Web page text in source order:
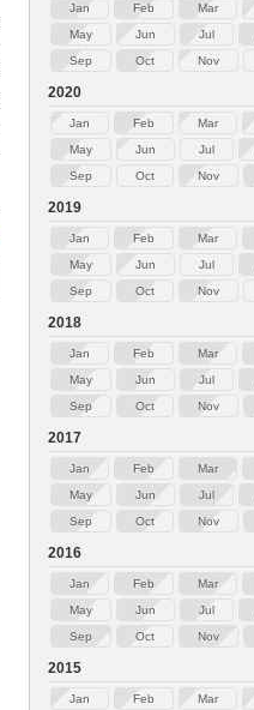
Jan Feb Mar
May
Jun Jul
Sep
Oct Nov
2020
Jan Feb Mar
May
Jun Jul
Sep
Oct Nov
2019
Jan Feb Mar
May
Jun Jul
Sep
Oct Nov
2018
Jan Feb Mar
May
Jun Jul
Sep
Oct Nov
2017
Jan Feb Mar
May
Jun Jul
Sep
Oct Nov
2016
Jan Feb Mar
May
Jun Jul
Sep
Oct Nov
2015
Jan Feb Mar